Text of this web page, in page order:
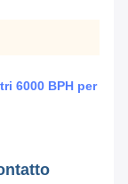
6000 BPH per